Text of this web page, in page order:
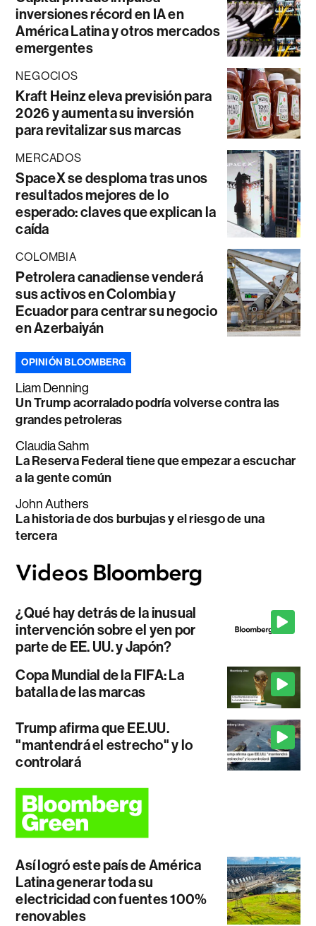
inversiones récord en IA en
América Latina y otros mercados
emergentes
NEGOCIOS
Kraft Heinz eleva previsión para
2026 y aumenta su inversión
para revitalizar sus marcas
MERCADOS
SpaceX se desploma tras unos
resultados mejores de lo
esperado: claves que explican la
caída
COLOMBIA
Petrolera canadiense venderá
sus activos en Colombia y
Ecuador para centrar su negocio
en Azerbaiyán
OPINIÓN BLOOMBERG
Liam Denning
Un Trump acorralado podría volverse contra las
grandes petroleras
Claudia Sahm
La Reserva Federal tiene que empezar a escuchar
a la gente común
John Authers
La historia de dos burbujas y el riesgo de una
tercera
¿Qué hay detrás de la inusual
intervención sobre el yen por
parte de EE. UU. y Japón?
Copa Mundial de la FIFA: La
batalla de las marcas
Trump afirma que EE.UU.
"mantendrá el estrecho" y lo
controlará
Así logró este país de América
Latina generar toda su
electricidad con fuentes 100%
renovables